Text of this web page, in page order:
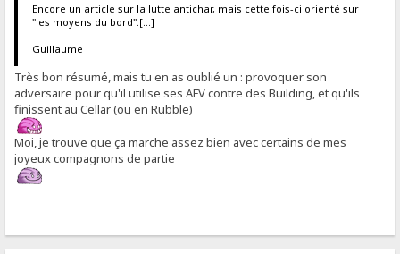
Encore un article sur la lutte antichar, mais cette fois-ci orienté sur
"les moyens du bord".[...]
Guillaume
Très bon résumé, mais tu en as oublié un : provoquer son
adversaire pour qu'il utilise ses AFV contre des Building, et qu'ils
finissent au Cellar (ou en Rubble)
Moi, je trouve que ça marche assez bien avec certains de mes
joyeux compagnons de partie